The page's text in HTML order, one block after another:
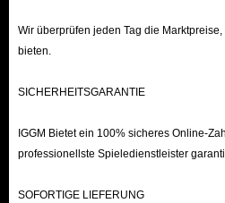
mächtigen Verbündeten auf eine Reise,
zu entdecken und den ultimativen Feind zu
Wir überprüfen jeden Tag die
bieten.
SICHERHEITSGARANTIE
IGGM Bietet ein 100% sicheres Online-
professionellste Spieledienstleister
SOFORTIGE LIEFERUNG